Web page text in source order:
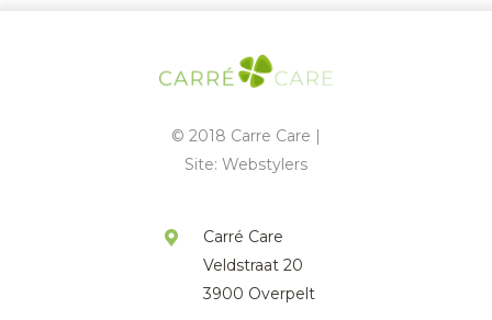
© 2018 Carre Care |
Site: Webstylers
Carré Care
Veldstraat 20
3900 Overpelt